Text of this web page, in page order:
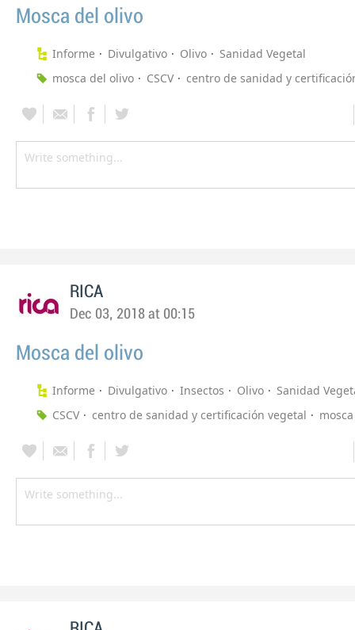
Mosca del olivo
Informe Divulgativo Olivo
Sanidad Vegetal
mosca del olivo
CSCV centro de sanidad y
RICA
Dec 03, 2018 at 00:15
Mosca del olivo
Informe Divulgativo Insectos Olivo
Sanidad
CSCV
centro de sanidad y certificación vegetal